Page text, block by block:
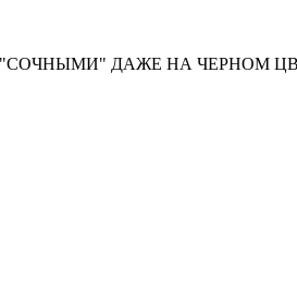
"СОЧНЫМИ" ДАЖЕ НА ЧЕРНОМ